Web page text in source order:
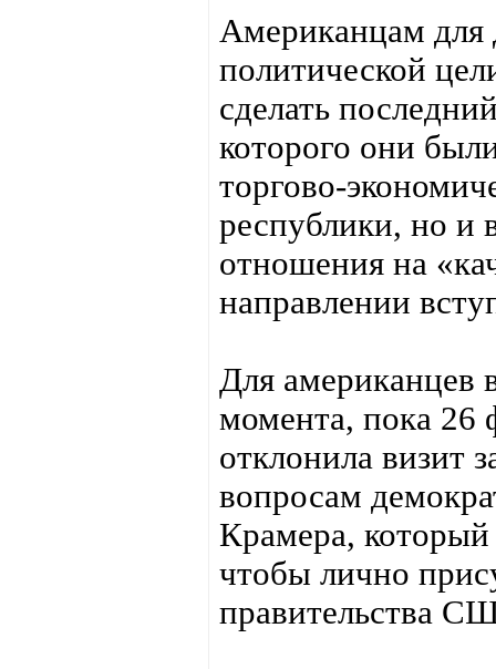
Американцам для
политической
сделать
которого они
торгово-
республики, но и
отношения на
направлении
Для американцев
момента, пока 26
отклонила визит
вопросам
Крамера, который
чтобы лично
правительства